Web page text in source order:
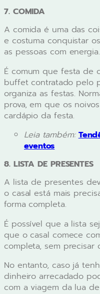
7. COMIDA
A comida é uma das
e costuma conquistar
as pessoas com energia.
É comum que festa de
buffet contratado pelo
organiza as festas.
prova, em que os
cardápio da festa.
Leia também:
eventos
8. LISTA DE PRESENTES
A lista de presentes
o casal está mais
forma completa.
É possível que a lista
que o casal comece
completa, sem precisar
No entanto, caso já
dinheiro arrecadado
com a viagem da lua